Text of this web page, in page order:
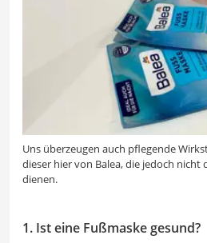
Uns überzeugen auch pflegende
dieser hier von Balea, die jedoch
dienen.
1. Ist eine Fußmaske gesund?